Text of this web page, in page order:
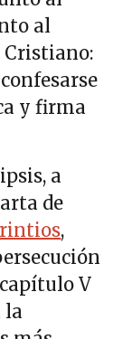
al
y firma
a
de
,
V
la